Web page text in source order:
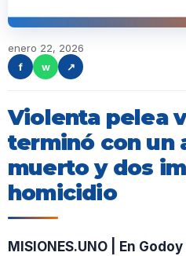
enero 22, 2026
f
w ↗
Violenta pelea
terminó con un
muerto y dos
homicidio
MISIONES.UNO | En